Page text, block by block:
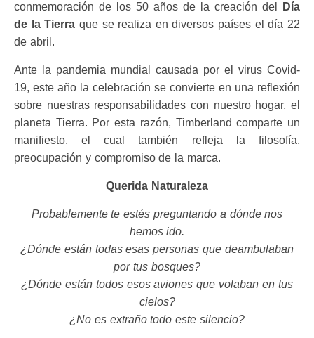
conmemoración de los 50 años de la creación del
Día
de la Tierra que se realiza en diversos países el día 22
de abril.
Ante la pandemia mundial causada por el virus Covid-
19, este año la celebración se convierte en una reflexión
sobre nuestras responsabilidades con nuestro hogar, el
planeta Tierra. Por esta razón, Timberland comparte un
manifiesto, el cual también refleja la filosofía,
preocupación y compromiso de la marca.
Querida Naturaleza
Probablemente te estés preguntando a dónde nos
hemos ido.
¿Dónde están todas esas personas que deambulaban
por tus bosques?
¿Dónde están todos esos aviones que volaban en tus
cielos?
¿No es extraño todo este silencio?